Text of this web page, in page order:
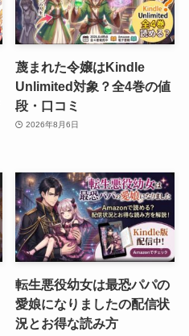
蔑まれた令嬢はKindle
Unlimited対象？全4巻の値
段・口コミ
2026年8月6日
転生悪役幼女は最恐パパの
愛娘になりましたの配信状
況とお得な読み方